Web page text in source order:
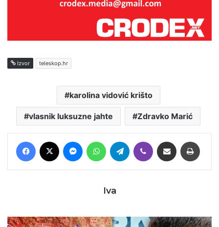
Izvor teleskop.hr
karolina vidović krišto
vlasnik luksuzne jahte Zdravko Marić
Facebook MessengerWhatsAppTelegram Viber Podijeli putem E-maila
Iva